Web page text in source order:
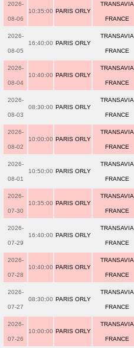
2026-
08-06
10:35:00 PARIS ORLY
TRANSAVIA
FRANCE
2026-
08-05
16:40:00 PARIS ORLY
TRANSAVIA
FRANCE
2026-
08-04
10:40:00 PARIS ORLY
TRANSAVIA
FRANCE
2026-
08-03
08:30:00 PARIS ORLY
TRANSAVIA
FRANCE
2026-
08-02
10:00:00 PARIS ORLY
TRANSAVIA
FRANCE
2026-
08-01
10:50:00 PARIS ORLY
TRANSAVIA
FRANCE
2026-
07-30
10:35:00 PARIS ORLY
TRANSAVIA
FRANCE
2026-
07-29
16:40:00 PARIS ORLY
TRANSAVIA
FRANCE
2026-
07-28
10:40:00 PARIS ORLY
TRANSAVIA
FRANCE
2026-
07-27
08:30:00 PARIS ORLY
TRANSAVIA
FRANCE
2026-
07-26
10:00:00 PARIS ORLY
TRANSAVIA
FRANCE